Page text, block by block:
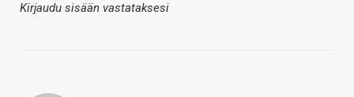
Kirjaudu sisään vastataksesi